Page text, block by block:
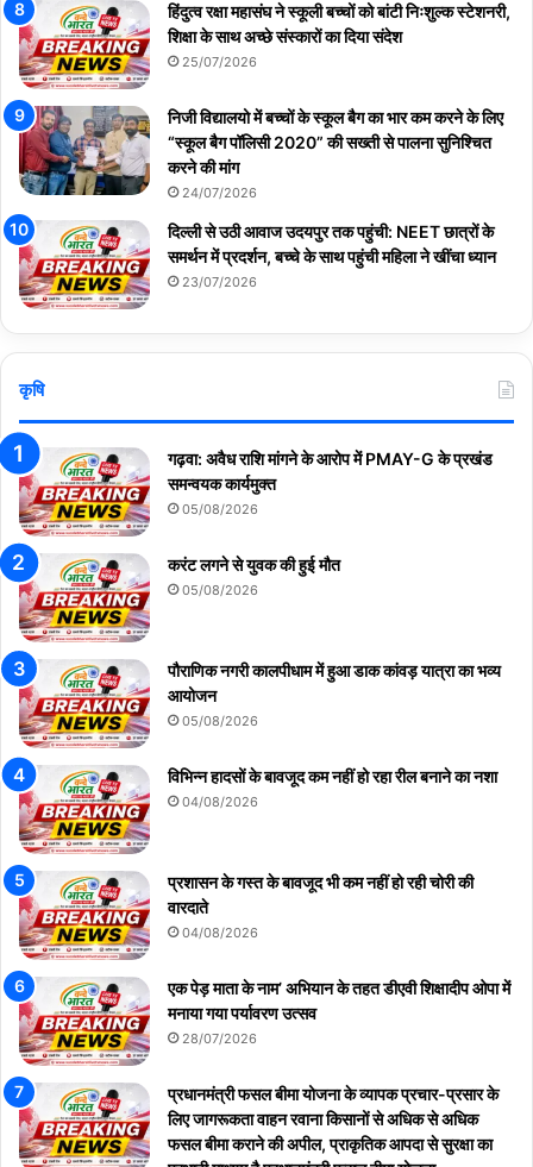
हिंदुत्व रक्षा महासंघ ने स्कूली बच्चों को बांटी निःशुल्क स्टेशनरी,
शिक्षा के साथ अच्छे संस्कारों का दिया संदेश
25/07/2026
निजी विद्यालयो में बच्चों के स्कूल बैग का भार कम करने के लिए
“स्कूल बैग पॉलिसी 2020” की सख्ती से पालना सुनिश्चित
करने की मांग
24/07/2026
दिल्ली से उठी आवाज उदयपुर तक पहुंची: NEET छात्रों के
समर्थन में प्रदर्शन, बच्चे के साथ पहुंची महिला ने खींचा ध्यान
23/07/2026
कृषि
गढ़वा: अवैध राशि मांगने के आरोप में PMAY-G के प्रखंड
समन्वयक कार्यमुक्त
05/08/2026
करंट लगने से युवक की हुई मौत
05/08/2026
पौराणिक नगरी कालपीधाम में हुआ डाक कांवड़ यात्रा का भव्य
आयोजन
05/08/2026
विभिन्न हादसों के बावजूद कम नहीं हो रहा रील बनाने का नशा
04/08/2026
प्रशासन के गस्त के बावजूद भी कम नहीं हो रही चोरी की
वारदाते
04/08/2026
एक पेड़ माता के नाम’ अभियान के तहत डीएवी शिक्षादीप ओपा में
मनाया गया पर्यावरण उत्सव
28/07/2026
प्रधानमंत्री फसल बीमा योजना के व्यापक प्रचार-प्रसार के
लिए जागरूकता वाहन रवाना किसानों से अधिक से अधिक
फसल बीमा कराने की अपील, प्राकृतिक आपदा से सुरक्षा का